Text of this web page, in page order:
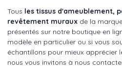
Tous les tissus d'ameublement,
revêtement muraux de la
présentés sur notre boutique en
modèle en particulier ou si vous
échantillons pour mieux apprécier
nous vous invitons à nous